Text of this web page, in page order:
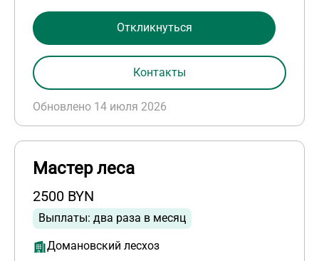
Обновлено 14 июля 2026
Откликнуться
Контакты
Мастер леса
2500 BYN
Выплаты: два раза в месяц
Домановский лесхоз